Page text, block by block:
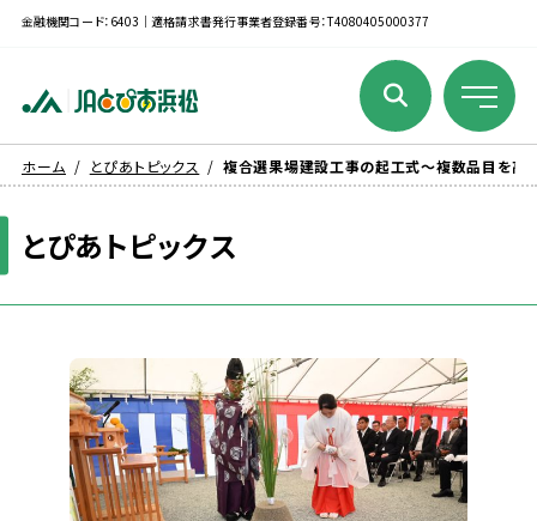
金融機関コード：6403｜適格請求書発行事業者登録番号：T4080405000377
ホーム とぴあトピックス 複合選果場建設工事の起工式～複数品目を高
とぴあトピックス